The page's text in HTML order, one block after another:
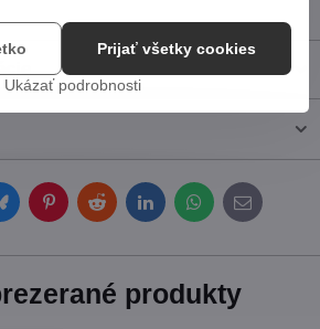
PinterestRedditLinkedInWhatsApp
E-
mail
produkty
Ukázať podrobnosti
Prijať všetky cookies